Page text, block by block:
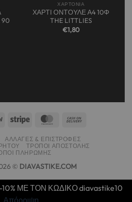
ΧΑΡΤΟΝΙΑ
ΧΑΡΤΙ ΟΝΤΟΥΛΕ Α4 10Φ
THE LITTLIES
€1,80
ΑΛΛΑΓΈΣ & ΕΠΙΣΤΡΟΦΈΣ
ΤΡΌΠΟΙ ΑΠΟΣΤΟΛΉΣ
ΠΛΗΡΩΜΉΣ
© DIAVASTIKE.COM
ΜΕ ΤΟΝ ΚΩΔΙΚΟ diavastike10